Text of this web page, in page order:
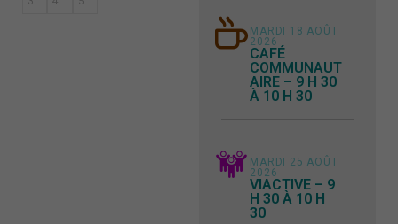
MARDI 18 AOÛT
2026
CAFÉ
COMMUNAUT
AIRE – 9 H 30
À 10 H 30
MARDI 25 AOÛT
2026
VIACTIVE – 9
H 30 À 10 H
30